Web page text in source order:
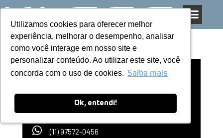
Utilizamos cookies para oferecer melhor
experiência, melhorar o desempenho, analisar
como você interage em nosso site e
personalizar conteúdo. Ao utilizar este site, você
concorda com o uso de cookies. Saiba mais
Ok, entendi!
Utilizamos cookies para oferecer melhor
experiência, melhorar o desempenho, analisar
como você interage em nosso site e
personalizar conteúdo. Ao utilizar este site, você
concorda com o uso de cookies. Saiba mais
Ok, entendi!
Pular
para
o
conteúdo
Representante Kless | PREMIUM
(11) 97572-0456